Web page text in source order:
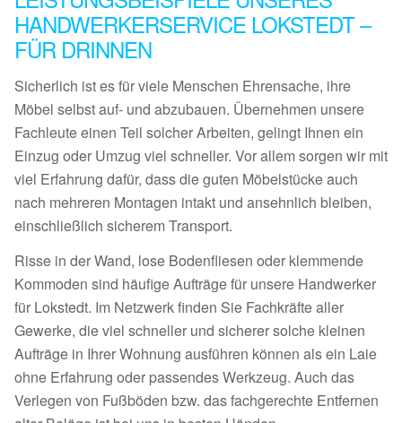
HANDWERKERSERVICE LOKSTEDT –
FÜR DRINNEN
Sicherlich ist es für viele Menschen Ehrensache, ihre
Möbel selbst auf- und abzubauen. Übernehmen unsere
Fachleute einen Teil solcher Arbeiten, gelingt Ihnen ein
Einzug oder Umzug viel schneller. Vor allem sorgen wir mit
viel Erfahrung dafür, dass die guten Möbelstücke auch
nach mehreren Montagen intakt und ansehnlich bleiben,
einschließlich sicherem Transport.
Risse in der Wand, lose Bodenfliesen oder klemmende
Kommoden sind häufige Aufträge für unsere Handwerker
für Lokstedt. Im Netzwerk finden Sie Fachkräfte aller
Gewerke, die viel schneller und sicherer solche kleinen
Aufträge in Ihrer Wohnung ausführen können als ein Laie
ohne Erfahrung oder passendes Werkzeug. Auch das
Verlegen von Fußböden bzw. das fachgerechte Entfernen